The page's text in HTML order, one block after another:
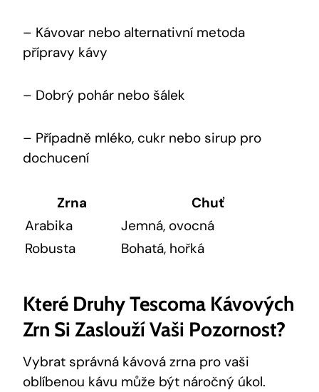
– Kávovar nebo alternativní metoda
přípravy kávy
– Dobrý pohár nebo šálek
– Případně mléko, cukr nebo sirup pro
dochucení
Zrna
Chuť
Arabika
Jemná, ovocná
Robusta
Bohatá, hořká
Které Druhy Tescoma Kávových
Zrn Si Zaslouží Vaši Pozornost?
Vybrat správná kávová zrna pro vaši
oblíbenou kávu může být náročný úkol.